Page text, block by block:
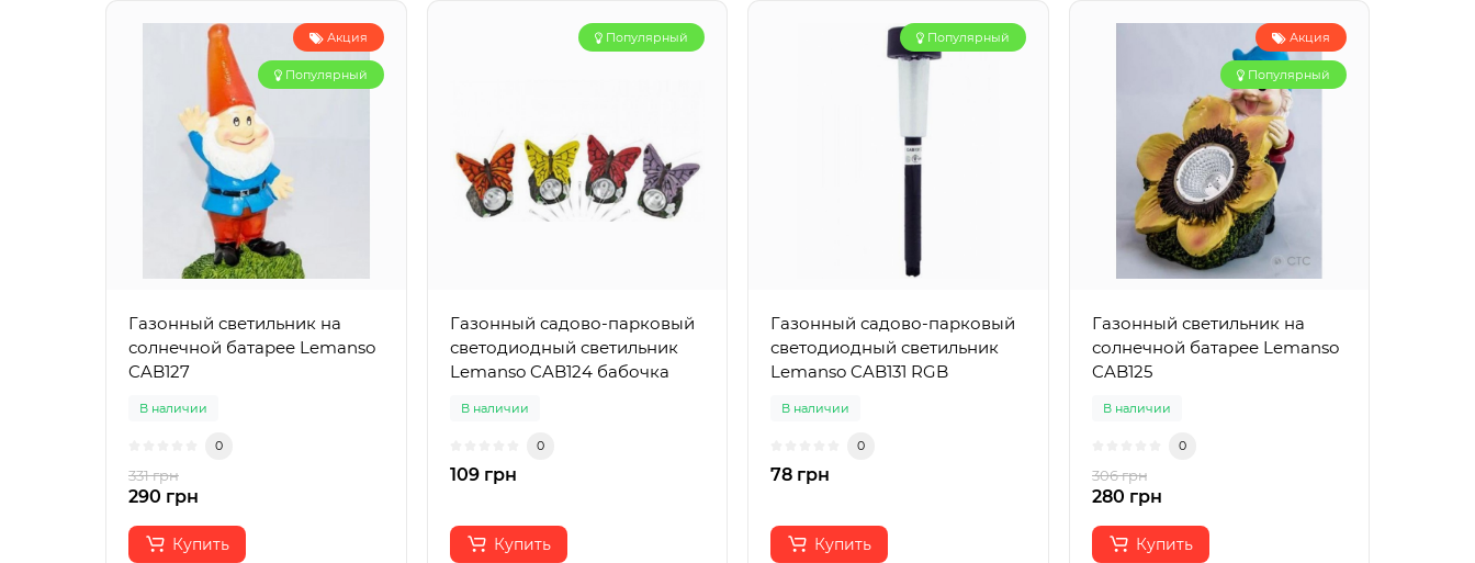
Акция
Популярный
Газонный светильник на
солнечной батарее Lemanso
CAB127
В наличии
0
331 грн
290 грн
Купить
Популярный
Газонный садово-парковый
светодиодный светильник
Lemanso CAB124 бабочка
В наличии
0
109 грн
Купить
Популярный
Газонный садово-парковый
светодиодный светильник
Lemanso CAB131 RGB
В наличии
0
78 грн
Купить
Акция
Популярный
Газонный светильник на
солнечной батарее Lemanso
CAB125
В наличии
0
306 грн
280 грн
Купить